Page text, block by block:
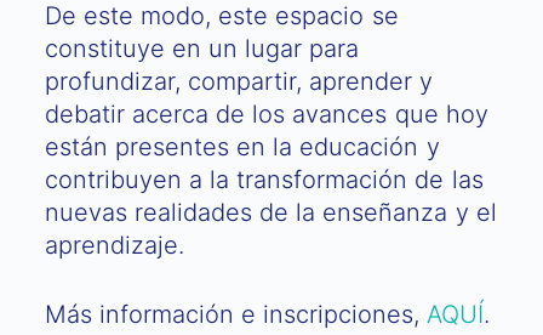
De este modo, este espacio se
constituye en un lugar para
profundizar, compartir, aprender y
debatir acerca de los avances que hoy
están presentes en la educación y
contribuyen a la transformación de las
nuevas realidades de la enseñanza y el
aprendizaje.
Más información e inscripciones,AQUÍ.